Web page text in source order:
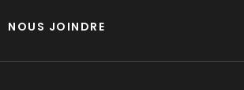
NOUS JOINDRE